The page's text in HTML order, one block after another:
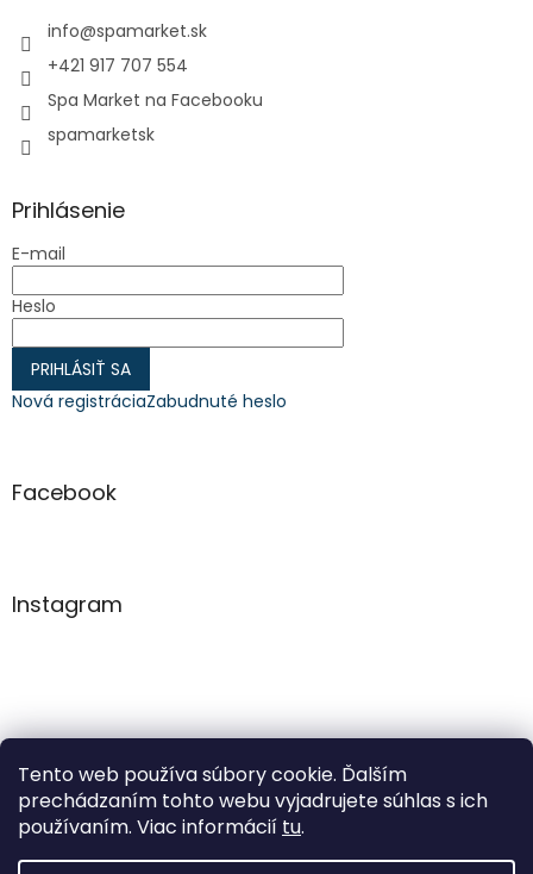
Tento web používa súbory cookie. Ďalším
prechádzaním tohto webu vyjadrujete súhlas s ich
používaním. Viac informácií tu.
info@spamarket.sk
+421 917 707 554
Spa Market na Facebooku
spamarketsk
Prihlásenie
E-mail
Heslo
PRIHLÁSIŤ SA
Nová registráciaZabudnuté heslo
Facebook
Instagram
Sledovať na Instagrame